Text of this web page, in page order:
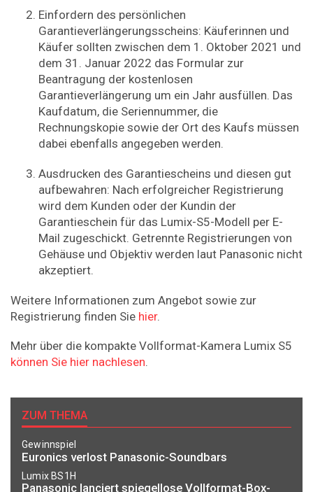
Einfordern des persönlichen
Garantieverlängerungsscheins: Käuferinnen und
Käufer sollten zwischen dem 1. Oktober 2021 und
dem 31. Januar 2022 das Formular zur
Beantragung der kostenlosen
Garantieverlängerung um ein Jahr ausfüllen. Das
Kaufdatum, die Seriennummer, die
Rechnungskopie sowie der Ort des Kaufs müssen
dabei ebenfalls angegeben werden.
Ausdrucken des Garantiescheins und diesen gut
aufbewahren: Nach erfolgreicher Registrierung
wird dem Kunden oder der Kundin der
Garantieschein für das Lumix-S5-Modell per E-
Mail zugeschickt. Getrennte Registrierungen von
Gehäuse und Objektiv werden laut Panasonic nicht
akzeptiert.
Weitere Informationen zum Angebot sowie zur
Registrierung finden Sie hier.
Mehr über die kompakte Vollformat-Kamera Lumix S5
können Sie hier nachlesen.
ZUM THEMA
Gewinnspiel
Euronics verlost Panasonic-Soundbars
Lumix BS1H
Panasonic lanciert spiegellose Vollformat-Box-